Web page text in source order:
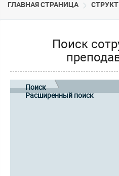
ГЛАВНАЯ СТРАНИЦА
Поиск
Поиск
Расширенный поиск